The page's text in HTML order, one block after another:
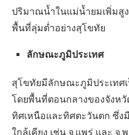
ปริมาณน้ำในแม่น้ำยมเพิ่มสู
พื้นที่ลุ่มต่ำอย่างสุโขทัย
ลักษณะภูมิประเทศ
สุโขทัยมีลักษณะภูมิประเทศ
โดยพื้นที่ตอนกลางของจังห
ทิศเหนือและทิศตะวันตก ซึ่ง